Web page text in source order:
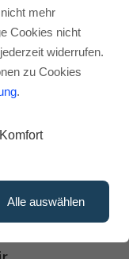
Links. Kaufst
deinem
mehr
Cookies nicht
widerrufen.
zu Cookies
.
Komfort
Alle auswählen